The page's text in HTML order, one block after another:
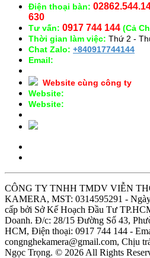
Điện thoại bàn:
630
Tư vấn: 0917 744 144 (Cả
Thời gian làm việc: Thứ 2 -
Chat Zalo: +840917744144
Email:
Website cùng công ty
Website:
Website:
CÔNG TY TNHH TMDV VIỄN
KAMERA, MST: 0314595291 -
cấp bởi Sở Kế Hoạch Đầu Tư
Doanh. Đ/c: 28/15 Đường Số 43,
HCM, Điện thoại: 0917 744 144 -
congnghekamera@gmail.com, Chịu
Ngọc Trọng. © 2026 All Rights